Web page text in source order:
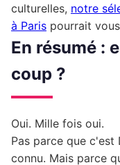
culturelles, notre
à Paris pourrait
En résumé :
coup ?
Oui. Mille fois oui.
Pas parce que c'est
connu. Mais parce